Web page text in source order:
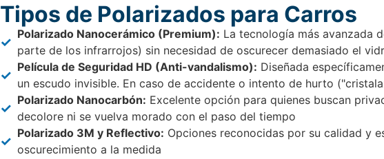
Tipos de Polarizados para Carros
Polarizado Nanocerámico (Premium): La tecnología más avanzada
parte de los infrarrojos) sin necesidad de oscurecer demasiado el
Película de Seguridad HD (Anti-vandalismo): Diseñada
un escudo invisible. En caso de accidente o intento de hurto
Polarizado Nanocarbón: Excelente opción para quienes buscan
decolore ni se vuelva morado con el paso del tiempo
Polarizado 3M y Reflectivo: Opciones reconocidas por su calidad y
oscurecimiento a la medida